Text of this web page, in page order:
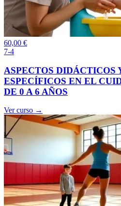
60,00 €
7-4
ASPECTOS DIDÁCTICOS
ESPECÍFICOS EN EL
DE 0 A 6 AÑOS
Ver curso →